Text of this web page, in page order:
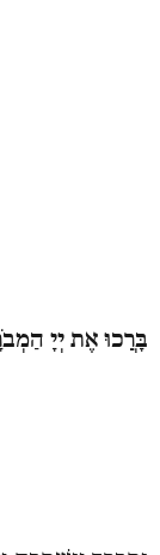
בָּרֲכוּ אֶת יְיָ